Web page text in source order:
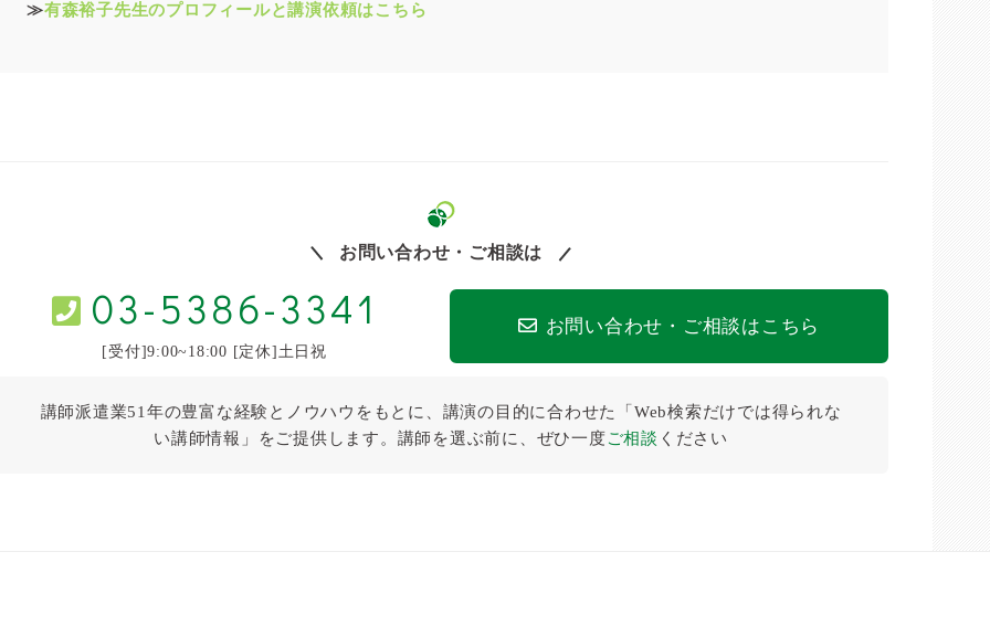
≫有森裕子先生のプロフィールと講演依頼はこちら
お問い合わせ・ご相談は
03-5386-3341
[受付]9:00~18:00 [定休]土日祝
お問い合わせ・ご相談はこちら
講師派遣業51年の豊富な経験とノウハウをもとに、講演の目的に合わせた「Web検索だけでは得られな
い講師情報」をご提供します。講師を選ぶ前に、ぜひ⼀度ご相談 ください